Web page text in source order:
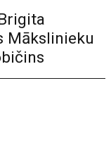
Mākslinieku